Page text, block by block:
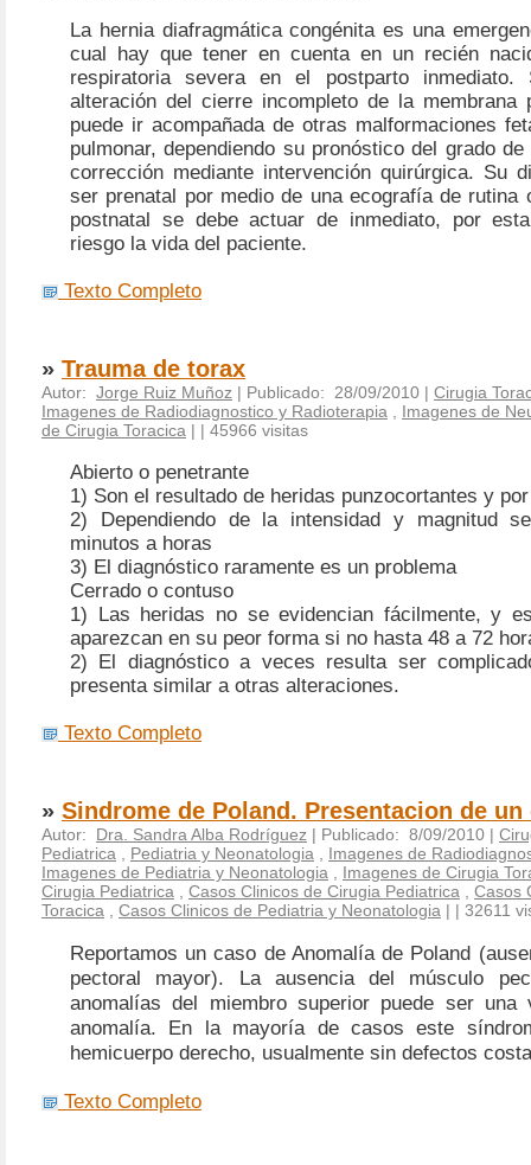
La hernia diafragmática congénita es una
cual hay que tener en cuenta en un recién
respiratoria severa en el postparto inmediato.
alteración del cierre incompleto de la membrana
puede ir acompañada de otras malformaciones
pulmonar, dependiendo su pronóstico del grado
corrección mediante intervención quirúrgica. Su
ser prenatal por medio de una ecografía de rutina
postnatal se debe actuar de inmediato, por
riesgo la vida del paciente.
Texto Completo
» Trauma de torax
Autor: Jorge Ruiz Muñoz | Publicado: 28/09/2010 | Cirugia
Imagenes de Radiodiagnostico y Radioterapia , Imagenes de
de Cirugia Toracica | | 45966 visitas
Abierto o penetrante
1) Son el resultado de heridas punzocortantes y
2) Dependiendo de la intensidad y magnitud
minutos a horas
3) El diagnóstico raramente es un problema
Cerrado o contuso
1) Las heridas no se evidencian fácilmente, y
aparezcan en su peor forma si no hasta 48 a 72
2) El diagnóstico a veces resulta ser
presenta similar a otras alteraciones.
Texto Completo
» Sindrome de Poland. Presentacion de
Autor: Dra. Sandra Alba Rodríguez | Publicado: 8/09/2010 |
Pediatrica , Pediatria y Neonatologia , Imagenes de
Imagenes de Pediatria y Neonatologia , Imagenes de Cirugia
Cirugia Pediatrica , Casos Clinicos de Cirugia Pediatrica , Casos
Toracica , Casos Clinicos de Pediatria y Neonatologia | | 32611
Reportamos un caso de Anomalía de Poland
pectoral mayor). La ausencia del músculo
anomalías del miembro superior puede ser una
anomalía. En la mayoría de casos este
hemicuerpo derecho, usualmente sin defectos
Texto Completo